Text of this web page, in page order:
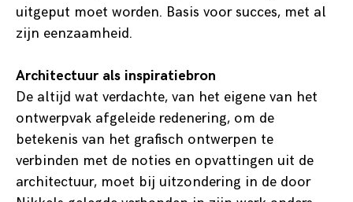
uitgeput moet worden. Basis voor succes, met al
zijn eenzaamheid.
Architectuur als inspiratiebron
De altijd wat verdachte, van het eigene van het
ontwerpvak afgeleide redenering, om de
betekenis van het grafisch ontwerpen te
verbinden met de noties en opvattingen uit de
architectuur, moet bij uitzondering in de door